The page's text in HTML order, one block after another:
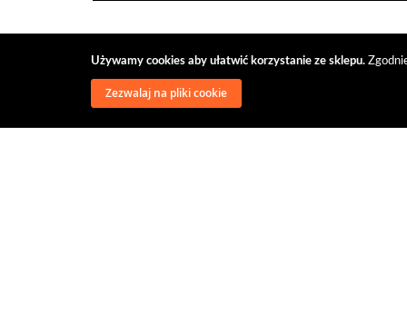
Używamy cookies aby ułatwić korzystanie ze sklepu.
Zezwalaj na pliki cookie